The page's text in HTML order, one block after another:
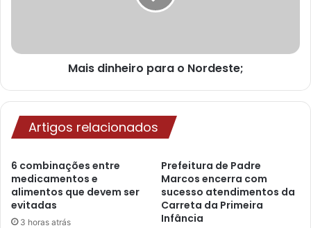
Mais dinheiro para o Nordeste;
Artigos relacionados
6 combinações entre
medicamentos e
alimentos que devem ser
evitadas
3 horas atrás
Prefeitura de Padre
Marcos encerra com
sucesso atendimentos da
Carreta da Primeira
Infância